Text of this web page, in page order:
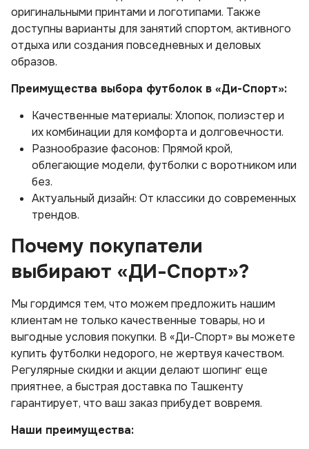
оригинальными принтами и логотипами. Также
доступны варианты для занятий спортом, активного
отдыха или создания повседневных и деловых
образов.
Преимущества выбора футболок в «Ди-Спорт»:
Качественные материалы: Хлопок, полиэстер и
их комбинации для комфорта и долговечности.
Разнообразие фасонов: Прямой крой,
облегающие модели, футболки с воротником или
без.
Актуальный дизайн: От классики до современных
трендов.
Почему покупатели
выбирают «ДИ-Спорт»?
Мы гордимся тем, что можем предложить нашим
клиентам не только качественные товары, но и
выгодные условия покупки. В «Ди-Спорт» вы можете
купить футболки недорого, не жертвуя качеством.
Регулярные скидки и акции делают шопинг еще
приятнее, а быстрая доставка по Ташкенту
гарантирует, что ваш заказ прибудет вовремя.
Наши преимущества: